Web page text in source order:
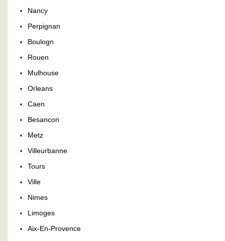
Nancy
Perpignan
Boulogn
Rouen
Mulhouse
Orleans
Caen
Besancon
Metz
Villeurbanne
Tours
Ville
Nimes
Limoges
Aix-En-Provence